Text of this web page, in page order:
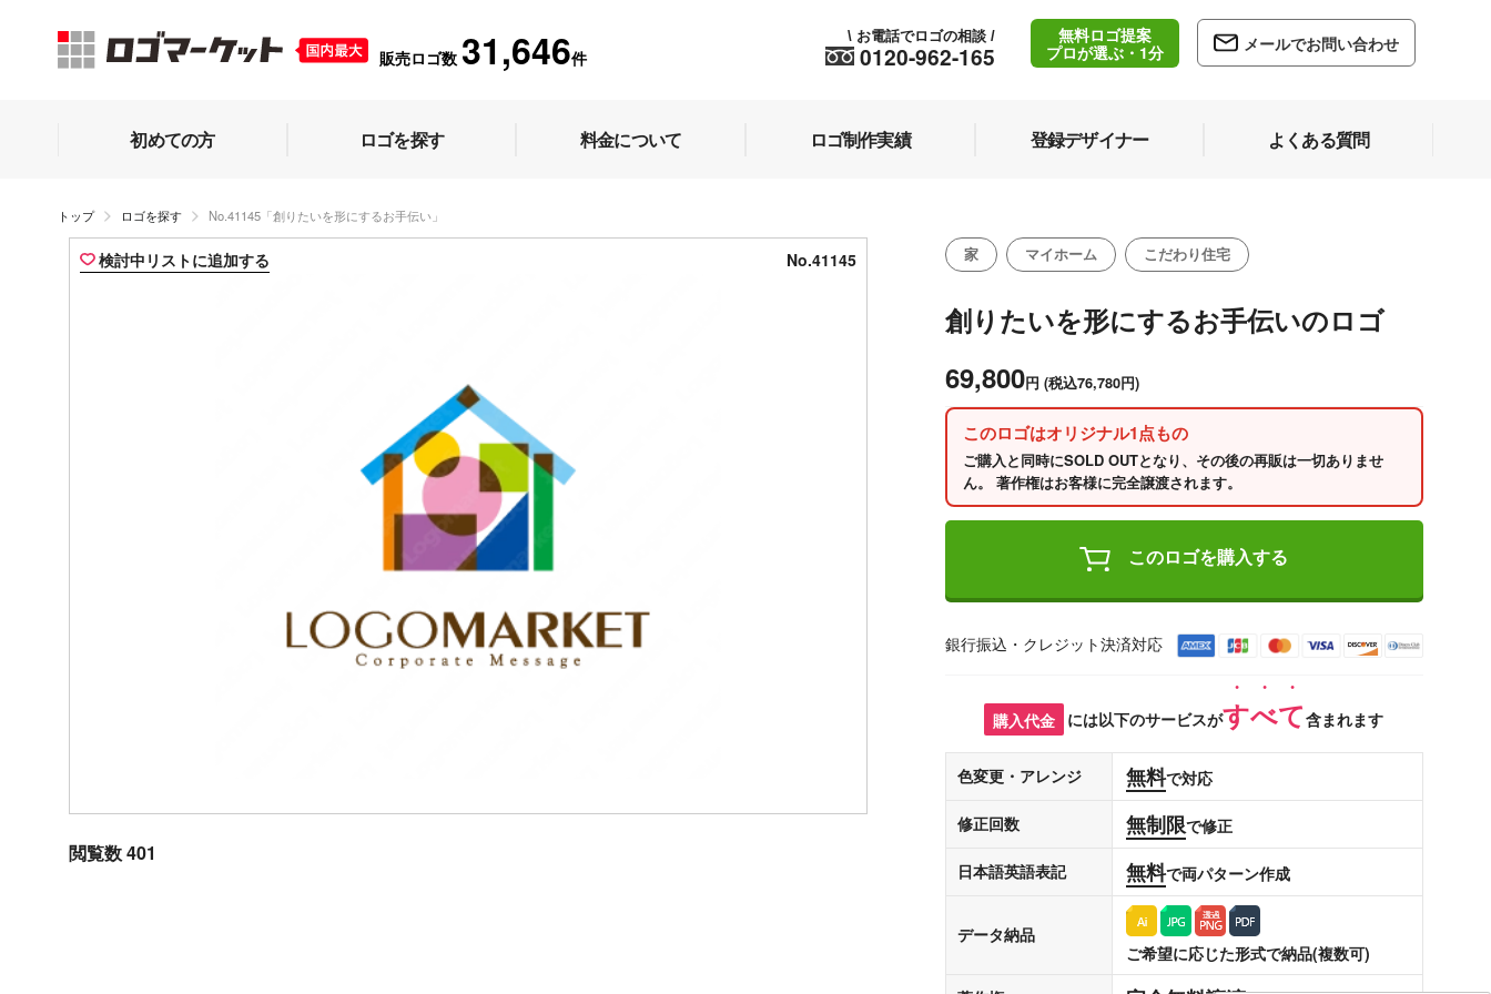
販売ロゴ数 31,646件 0120-962-165
\ お電話でロゴの相談 /
無料ロゴ提案
プロが選ぶ・1分
メールでお問い合わせ
初めての方 ロゴを探す 料金について ロゴ制作実績 登録デザイナー よくある質問
トップ ロゴを探す No.41145「創りたいを形にするお手伝い」
検討中リストに追加する No.41145
閲覧数 401
家 マイホーム こだわり住宅
創りたいを形にするお手伝いのロゴ
69,800円 (税込76,780円)
このロゴはオリジナル1点もの
ご購入と同時にSOLD OUTとなり、その後の再販は一切ありませ
ん。 著作権はお客様に完全譲渡されます。
このロゴを購入する
銀行振込・クレジット決済対応
購入代金 には以下のサービスがすべて含まれます
色変更・アレンジ 無料で対応
修正回数 無制限で修正
日本語英語表記 無料で両パターン作成
データ納品
ご希望に応じた形式で納品(複数可)